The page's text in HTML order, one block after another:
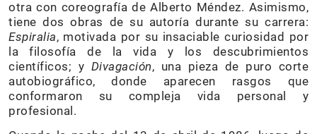
otra con coreografía de Alberto Méndez. Asimismo,
tiene dos obras de su autoría durante su carrera:
Espiralia, motivada por su insaciable curiosidad por
la filosofía de la vida y los descubrimientos
científicos; y Divagación, una pieza de puro corte
autobiográfico, donde aparecen rasgos que
conformaron su compleja vida personal y
profesional.